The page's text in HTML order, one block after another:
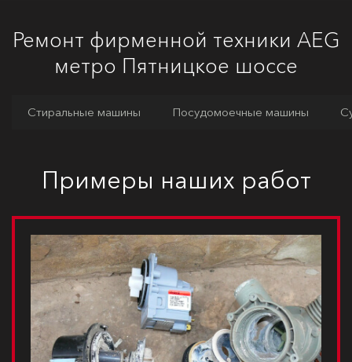
Ремонт фирменной техники AEG
метро Пятницкое шоссе
Стиральные машины Посудомоечные машины
Примеры наших работ